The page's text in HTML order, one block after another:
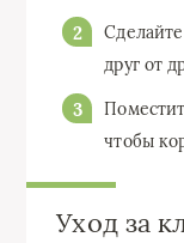
друг от
чтобы
Уход за